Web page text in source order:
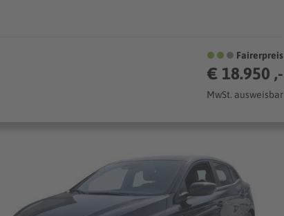
Fairerpreis
€ 18.950 ,-
MwSt. ausweisbar